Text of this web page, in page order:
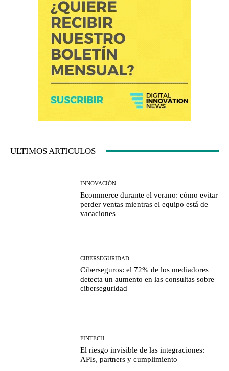
ULTIMOS ARTICULOS
INNOVACIÓN
Ecommerce durante el verano: cómo evitar
perder ventas mientras el equipo está de
vacaciones
CIBERSEGURIDAD
Ciberseguros: el 72% de los mediadores
detecta un aumento en las consultas sobre
ciberseguridad
FINTECH
El riesgo invisible de las integraciones:
APIs, partners y cumplimiento